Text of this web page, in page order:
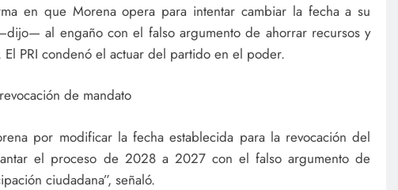
en que Morena opera para intentar cambiar la fecha a su
al engaño con el falso argumento de ahorrar recursos y
PRI condenó el actuar del partido en el poder.
de mandato
por modificar la fecha establecida para la revocación del
el proceso de 2028 a 2027 con el falso argumento de
ciudadana”, señaló.